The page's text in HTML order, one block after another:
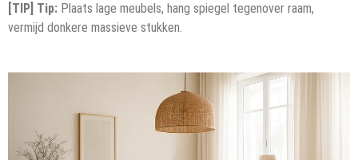
[TIP] Tip: Plaats lage meubels, hang spiegel tegenover raam,
vermijd donkere massieve stukken.